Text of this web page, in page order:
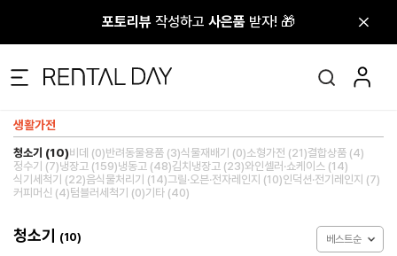
포토리뷰 작성하고 사은품 받자! 🎁
포토리뷰 작성하고 사은품 받자! 🎁
생활가전
청소기 (10)비데 (0)반려동물용품 (3)식물재배기 (0)소형가전 (21)결합상품 (4)
정수기 (7)냉장고 (159)냉동고 (48)김치냉장고 (23)와인셀러·쇼케이스 (14)
식기세척기 (22)음식물처리기 (14)그릴·오븐·전자레인지 (10)인덕션·전기레인지 (7)
커피머신 (4)텀블러세척기 (0)기타 (40)
청소기 (10) 베스트순